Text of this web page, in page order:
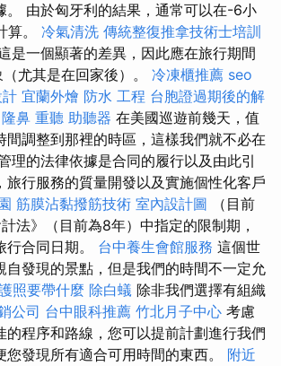
。 由於匈牙利的結果，通常可以在-6小
算。 冷氣清洗 傳統整復推拿技術士培訓
是一個顯著的差異，因此應在旅行期間
尤其是在回家後）。 冷凍櫃推薦 seo
宜蘭外燴 防水 工程 台胞證過期後的解
隆鼻 重聽 助聽器 在美國巡遊前幾天，值
間調整到那裡的時區，這樣我們就不必在
理的法律依據是合同的履行以及由此引
旅行服務的質量開發以及實施個性化客戶
筋膜沾黏撥筋技術 室內設計圖 （目前
法》（目前為8年）中指定的限制期，
合同日期。 台中養生會館服務 這個世
自發現的景點，但是我們的時間不一定允
照要帶什麼 除白蟻 除非我們選擇有組織
公司 台中眼科推薦 竹北月子中心 考慮
的程序和路線，您可以提前計劃進行我們
您發現所有適合可用時間的東西。 附近